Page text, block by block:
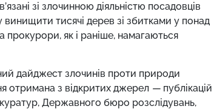
зі злочинною діяльністю посадовців
винищити тисячі дерев зі збитками у понад
прокурори, як і раніше, намагаються
дайджест злочинів проти природи
отримана з відкритих джерел —публікацій
Державного бюро розслідувань,